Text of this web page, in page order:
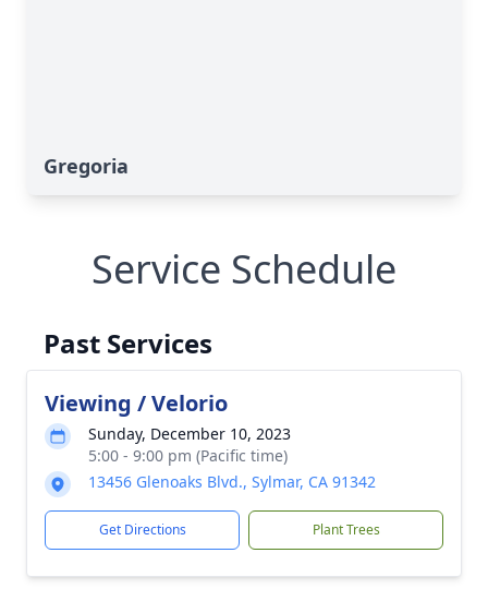
Gregoria
Service Schedule
Past Services
Viewing / Velorio
Sunday, December 10, 2023
5:00 - 9:00 pm (Pacific time)
13456 Glenoaks Blvd., Sylmar, CA 91342
Get Directions Plant Trees